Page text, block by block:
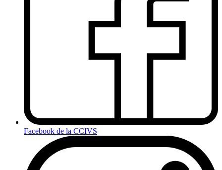
Facebook de la CCIVS